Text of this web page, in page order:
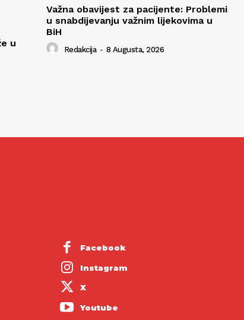
u
Važna obavijest za pacijente: Problemi
u snabdijevanju važnim lijekovima u
BiH
Redakcija - 8 Augusta, 2026
Facebook
Instagram
X
Youtube